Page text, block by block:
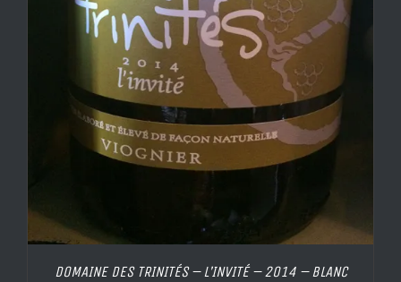
DOMAINE DES TRINITÉS – L’INVITÉ – 2014 – BLANC